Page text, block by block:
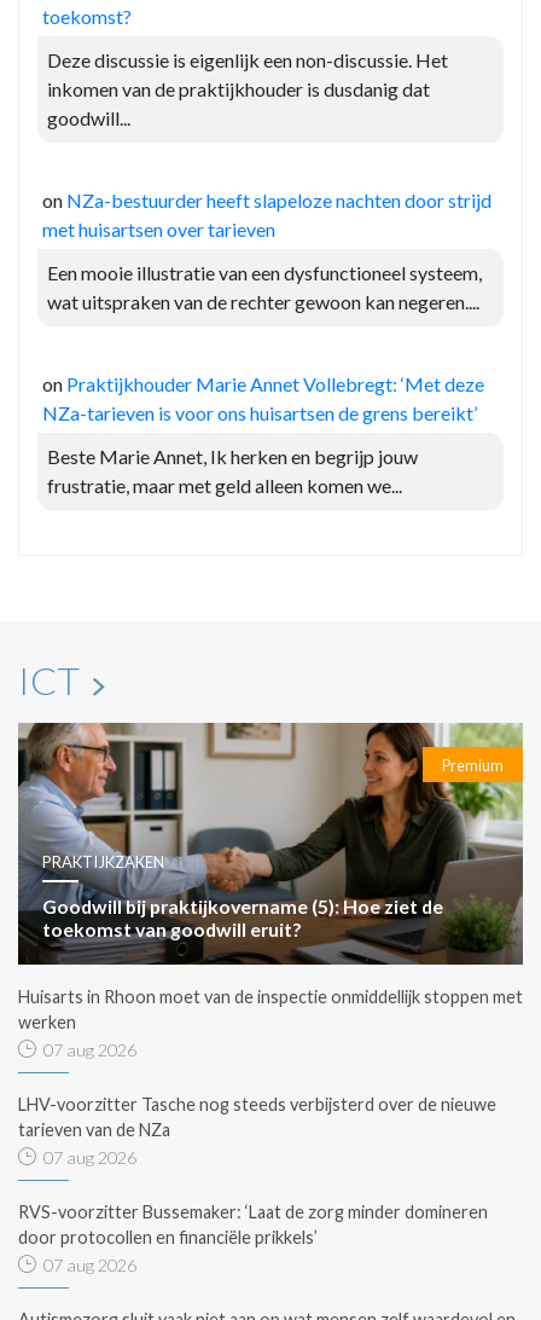
toekomst?
Deze discussie is eigenlijk een non-discussie. Het
inkomen van de praktijkhouder is dusdanig dat
goodwill...
on NZa-bestuurder heeft slapeloze nachten door strijd
met huisartsen over tarieven
Een mooie illustratie van een dysfunctioneel systeem,
wat uitspraken van de rechter gewoon kan negeren....
on Praktijkhouder Marie Annet Vollebregt: ‘Met deze
NZa-tarieven is voor ons huisartsen de grens bereikt’
Beste Marie Annet, Ik herken en begrijp jouw
frustratie, maar met geld alleen komen we...
ICT
Premium
PRAKTIJKZAKEN
Goodwill bij praktijkovername (5): Hoe ziet de
toekomst van goodwill eruit?
Huisarts in Rhoon moet van de inspectie onmiddellijk stoppen met
werken
07 aug 2026
LHV-voorzitter Tasche nog steeds verbijsterd over de nieuwe
tarieven van de NZa
07 aug 2026
RVS-voorzitter Bussemaker: ‘Laat de zorg minder domineren
door protocollen en financiële prikkels’
07 aug 2026